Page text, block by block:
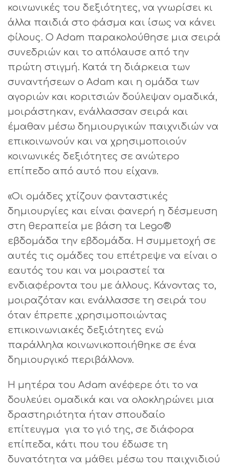
κοινωνικές του δεξιότητες, να γνωρίσει κι
άλλα παιδιά στο φάσμα και ίσως να κάνει
φίλους. Ο Adam παρακολούθησε μια σειρά
συνεδριών και το απόλαυσε από την
πρώτη στιγμή. Κατά τη διάρκεια των
συναντήσεων ο Adam και η ομάδα των
αγοριών και κοριτσιών δούλεψαν ομαδικά,
μοιράστηκαν, ενάλλασσαν σειρά και
έμαθαν μέσω δημιουργικών παιχνιδιών να
επικοινωνούν και να χρησιμοποιούν
κοινωνικές δεξιότητες σε ανώτερο
επίπεδο από αυτό που είχαν».
«Οι ομάδες χτίζουν φανταστικές
δημιουργίες και είναι φανερή η δέσμευση
στη θεραπεία με βάση τα Lego®
εβδομάδα την εβδομάδα. Η συμμετοχή σε
αυτές τις ομάδες του επέτρεψε να είναι ο
εαυτός του και να μοιραστεί τα
ενδιαφέροντα του με άλλους. Κάνοντας το,
μοιραζόταν και ενάλλασσε τη σειρά του
όταν έπρεπε ,χρησιμοποιώντας
επικοινωνιακές δεξιότητες ενώ
παράλληλα κοινωνικοποιήθηκε σε ένα
δημιουργικό περιβάλλον».
Η μητέρα του Adam ανέφερε ότι το να
δουλεύει ομαδικά και να ολοκληρώνει μια
δραστηριότητα ήταν σπουδαίο
επίτευγμα για το γιό της, σε διάφορα
επίπεδα, κάτι που του έδωσε τη
δυνατότητα να μάθει μέσω του παιχνιδιού